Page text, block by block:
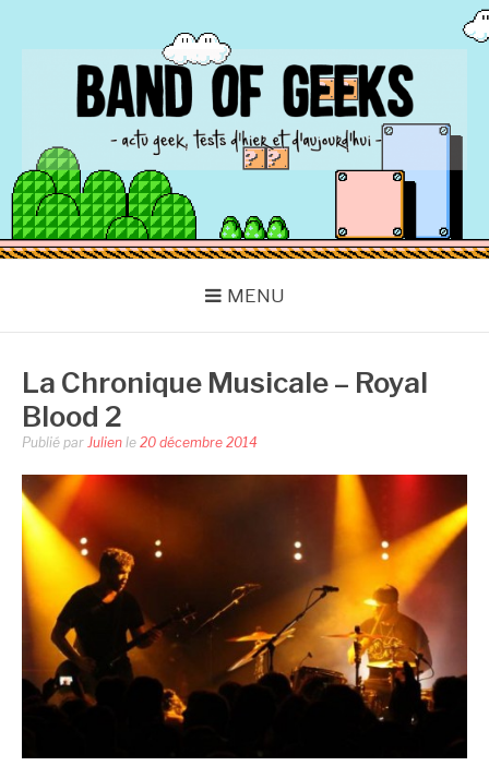
BAND OF GEEKS
Actu Geek d'hier et d'aujourd'hui
MENU
La Chronique Musicale – Royal
Blood 2
Publié par Julien le 20 décembre 2014